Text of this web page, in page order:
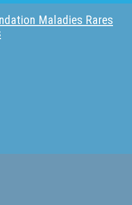
Maladies Rares